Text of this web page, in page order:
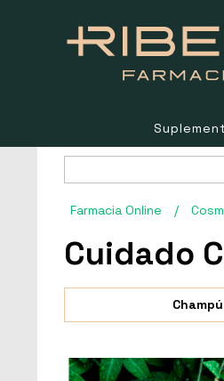
Farmacia Online /
Cuidado
Champú